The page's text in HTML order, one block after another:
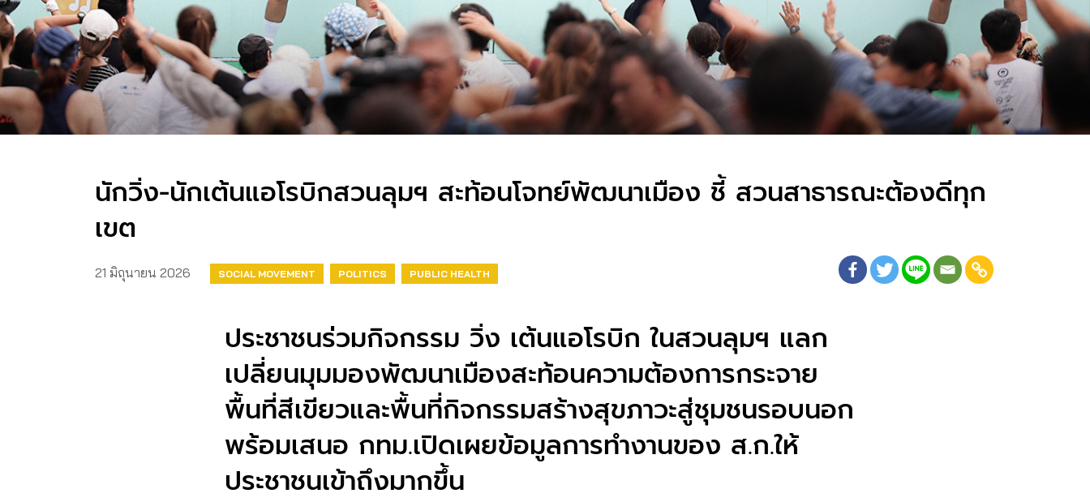
นักวิ่ง-นักเต้นแอโรบิกสวนลุมฯ สะท้อนโจทย์พัฒนาเมือง ชี้ สวนสาธารณะต้องดีทุก
เขต
21 มิถุนายน 2026 SOCIAL MOVEMENT POLITICS PUBLIC HEALTH
ประชาชนร่วมกิจกรรม วิ่ง เต้นแอโรบิก ในสวนลุมฯ แลก
เปลี่ยนมุมมองพัฒนาเมืองสะท้อนความต้องการกระจาย
พื้นที่สีเขียวและพื้นที่กิจกรรมสร้างสุขภาวะสู่ชุมชนรอบนอก
พร้อมเสนอ กทม.เปิดเผยข้อมูลการทำงานของ ส.ก.ให้
ประชาชนเข้าถึงมากขึ้น